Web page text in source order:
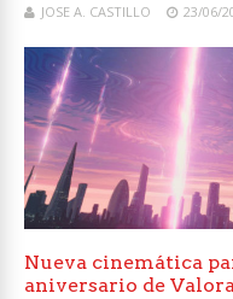
JOSE A. CASTILLO 23/06/
Nueva cinemática
aniversario de